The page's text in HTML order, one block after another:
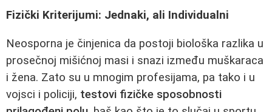
Fizički Kriterijumi: Jednaki, ali Individualni
Neosporna je činjenica da postoji biološka razlika u
prosečnoj mišićnoj masi i snazi između muškaraca
i žena. Zato su u mnogim profesijama, pa tako i u
vojsci i policiji, testovi fizičke sposobnosti